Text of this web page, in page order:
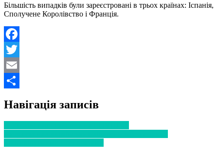
Більшість випадків були зареєстровані в трьох країнах: Іспанія,
Сполучене Королівство і Франція.
Facebook
Twitter
Email
Навігація записів